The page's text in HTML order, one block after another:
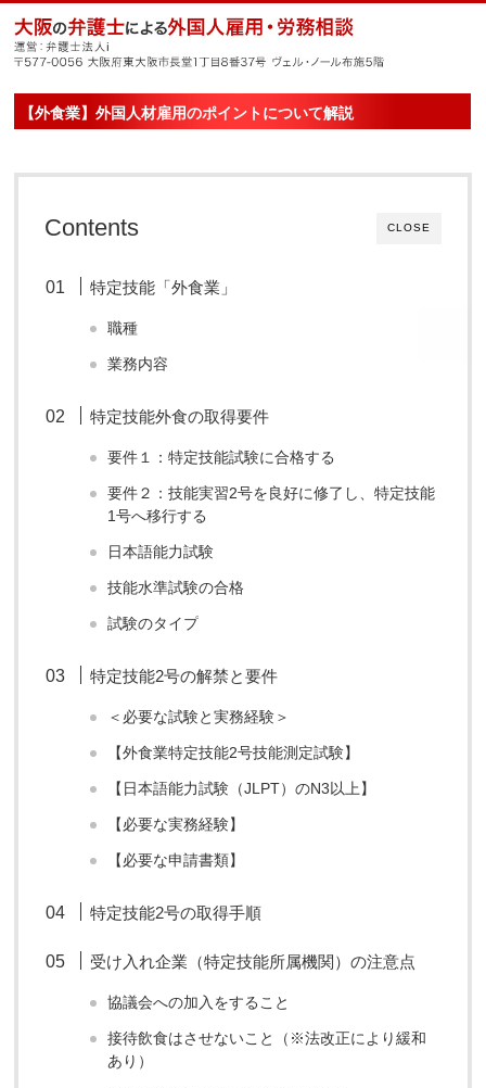
【外食業】外国人材雇用のポイントについて解説
CLOSE
Contents
特定技能「外食業」
職種
業務内容
特定技能外食の取得要件
要件１：特定技能試験に合格する
要件２：技能実習2号を良好に修了し、特定技能
1号へ移行する
日本語能力試験
技能水準試験の合格
試験のタイプ
特定技能2号の解禁と要件
＜必要な試験と実務経験＞
【外食業特定技能2号技能測定試験】
【日本語能力試験（JLPT）のN3以上】
【必要な実務経験】
【必要な申請書類】
特定技能2号の取得手順
受け入れ企業（特定技能所属機関）の注意点
協議会への加入をすること
接待飲食はさせないこと（※法改正により緩和
あり）